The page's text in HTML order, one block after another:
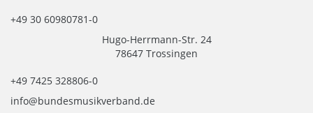
+49 30 60980781-0
Hugo-Herrmann-Str. 24
78647 Trossingen
+49 7425 328806-0
info@bundesmusikverband.de